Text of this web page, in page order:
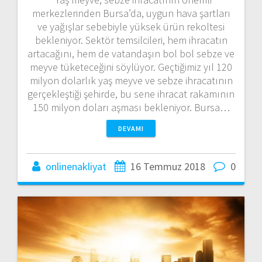
merkezlerinden Bursa’da, uygun hava şartları
ve yağışlar sebebiyle yüksek ürün rekoltesi
bekleniyor. Sektör temsilcileri, hem ihracatın
artacağını, hem de vatandaşın bol bol sebze ve
meyve tüketeceğini söylüyor. Geçtiğimiz yıl 120
milyon dolarlık yaş meyve ve sebze ihracatının
gerçekleştiği şehirde, bu sene ihracat rakamının
150 milyon doları aşması bekleniyor. Bursa…
DEVAMI
onlinenakliyat 16 Temmuz 2018 0